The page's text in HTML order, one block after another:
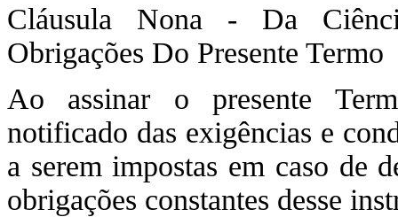
Cláusula Nona - Da
Obrigações Do Presente Termo
Ao assinar o presente
notificado das exigências e
a serem impostas em caso de
obrigações constantes desse